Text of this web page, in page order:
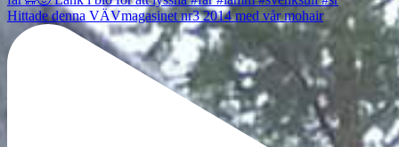
Hittade denna VÄVmagasinet nr3 2014 med vår mohair